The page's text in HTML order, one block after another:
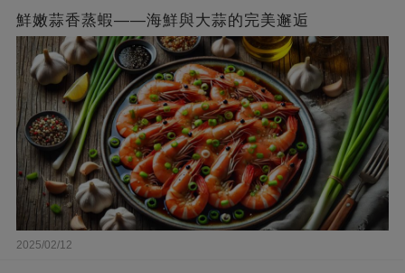
鮮嫩蒜香蒸蝦——海鮮與大蒜的完美邂逅
2025/02/12